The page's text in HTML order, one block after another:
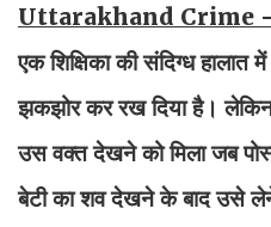
Uttarakhand Crime
एक शिक्षिका की संदिग्ध
झकझोर कर रख दिया है।
उस वक्त देखने को मिला जब
बेटी का शव देखने के बाद उसे